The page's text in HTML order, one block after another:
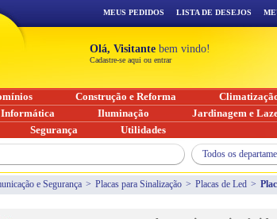
e Segurança > Placas para Sinalização > Placas de Led >
MEUS PEDIDOS LISTA DE DESEJOS
Olá, Visitante bem vindo!
Cadastre-se aqui ou entrar
Construção e Reforma
Informática Iluminação Jardinagem e
Segurança Utilidades
Todos os